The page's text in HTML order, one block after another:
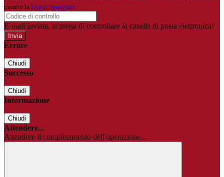
tramite la Login Spaggiari
E-mail inviata, si prega di controllare la casella di posta elettronica!
Errore
Chiudi
Successo
Chiudi
Informazione
Chiudi
Attendere...
Attendere il completamento dell'operazione...